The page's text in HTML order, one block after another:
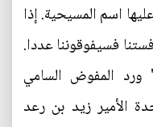
اسم المسيحية. إذا
فسيفوقوننا عددا.
ورد المفوض السامي
الأمير زيد بن رعد